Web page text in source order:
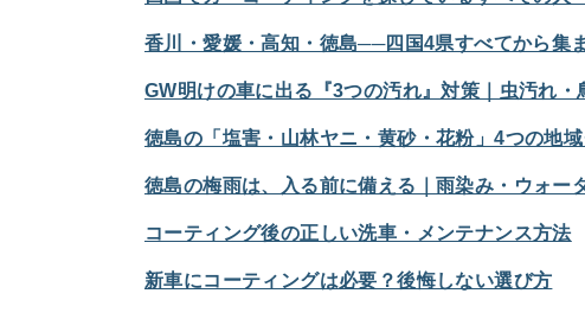
香川・愛媛・高知・徳島──四国4県すべてから集
GW明けの車に出る『3つの汚れ』対策｜虫汚れ・
徳島の「塩害・山林ヤニ・黄砂・花粉」4つの地
徳島の梅雨は、入る前に備える｜雨染み・ウォー
コーティング後の正しい洗車・メンテナンス方法
新車にコーティングは必要？後悔しない選び方